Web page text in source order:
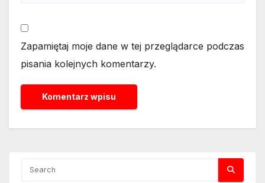
Zapamiętaj moje dane w tej przeglądarce podczas
pisania kolejnych komentarzy.